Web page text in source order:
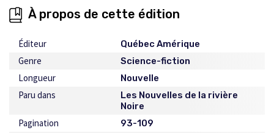
À propos de cette édition
Éditeur Québec Amérique
Genre Science-fiction
Longueur Nouvelle
Paru dans
Les Nouvelles de la rivière
Noire
Pagination 93-109